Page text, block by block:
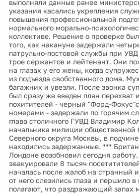
выполняли данные ранее
указания касались укрепления
повышения профессиональной
нормального морально-
коллективе. Решение о проверке
того, как накануне задержали
патрульно-постовой службы при
трое сержантов и лейтенант. Они
на глазах у его жены, когда
из подъезда свобственного дома.
багажник и увезли. После звонка
был сразу же введен план перехват
похитителей - черный "Форд-
номерами - задержали по горячим
глава столичного ГУВД Владимир
начальника милиции общественной
Северного округа Москвы, в
находились задержанные. ***
Лондоне возобновил сегодня
эвакуировали 8 тысяч
началась после жалоб на странный
от него слезились глаза и першило
полагают, что раздражающий запах